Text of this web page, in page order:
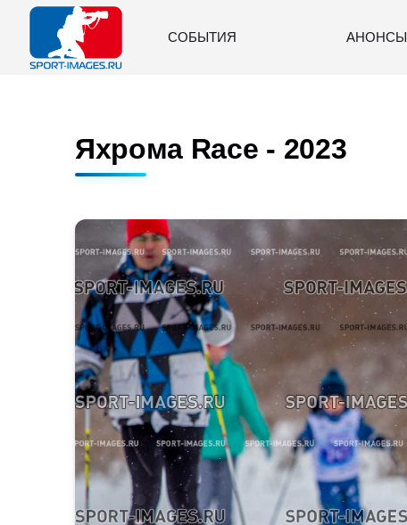
СОБЫТИЯ АНОНСЫ
Яхрома Race - 2023